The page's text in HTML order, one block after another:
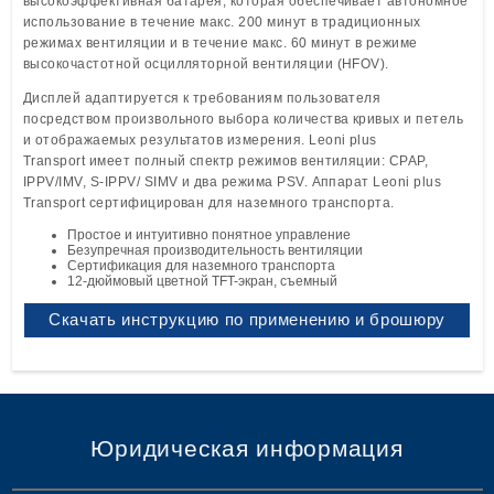
использование в течение макс. 200 минут в традиционных
режимах вентиляции и в течение макс. 60 минут в режиме
высокочастотной осцилляторной вентиляции (HFOV).
Дисплей адаптируется к требованиям пользователя
посредством произвольного выбора количества кривых и петель
и отображаемых результатов измерения. Leoni plus
Transport имеет полный спектр режимов вентиляции: CPAP,
IPPV/IMV, S-IPPV/ SIMV и два режима PSV. Аппарат Leoni plus
Transport сертифицирован для наземного транспорта.
Простое и интуитивно понятное управление
Безупречная производительность вентиляции
Сертификация для наземного транспорта
12-дюймовый цветной TFT-экран, съемный
Скачать инструкцию по применению и брошюру
Юридическая информация